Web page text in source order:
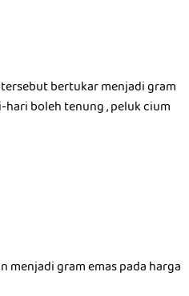
bertukar menjadi gram
boleh tenung , peluk cium
menjadi gram emas pada harga